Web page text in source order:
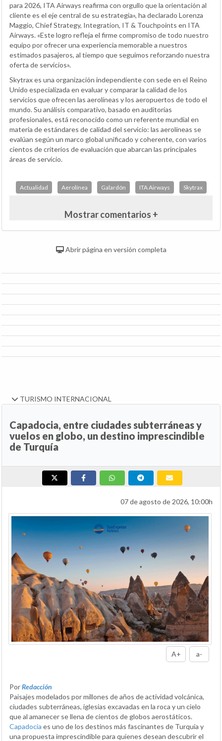
para 2026, ITA Airways reafirma con orgullo que la orientación al
cliente es el eje central de su estrategia», ha declarado Lorenza
Maggio, Chief Strategy, Integration, IT & Touchpoints en ITA
Airways. «Este logro refleja el firme compromiso de todo nuestro
equipo por ofrecer una experiencia memorable a nuestros
estimados pasajeros, al tiempo que seguimos reforzando nuestra
oferta de servicios».
Skytrax es una organización independiente con sede en el Reino
Unido especializada en evaluar y comparar la calidad de los
servicios que ofrecen las aerolíneas y los aeropuertos de todo el
mundo. Su análisis comparativo, basado en auditorías
profesionales, está reconocido como un referente mundial en
materia de estándares de calidad del servicio: las aerolíneas se
evalúan según un marco global unificado y coherente, con varios
cientos de criterios de evaluación que abarcan las principales
áreas de servicio.
Actualidad Aerolínea Galardón ITA Airways Skytrax
Mostrar comentarios +
Abrir página en versión completa
TURISMO INTERNACIONAL
Capadocia, entre ciudades subterráneas y
vuelos en globo, un destino imprescindible
de Turquía
07 de agosto de 2026, 10:00h
A+ a-
PorRedacción
Paisajes modelados por millones de años de actividad volcánica,
ciudades subterráneas, iglesias excavadas en la roca y un cielo
que al amanecer se llena de cientos de globos aerostáticos.
Capadocia es uno de los destinos más fascinantes de Turquía y
una propuesta imprescindible para quienes desean descubrir el